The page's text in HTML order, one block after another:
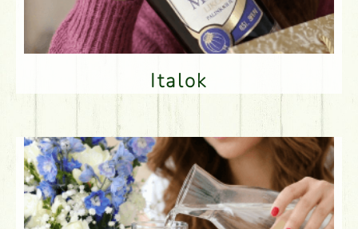
Italok